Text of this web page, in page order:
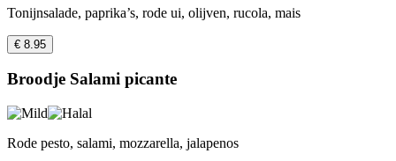
Tonijnsalade, paprika’s, rode ui, olijven, rucola, mais
€ 8.95
Broodje Salami picante
Rode pesto, salami, mozzarella, jalapenos